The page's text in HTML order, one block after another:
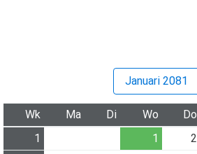
Januari 2081
Wk Ma Di Wo Do
1
1 2